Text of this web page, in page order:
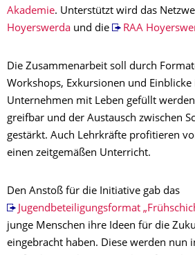
Akademie. Unterstützt wird das
Hoyerswerda und die RAA
Die Zusammenarbeit soll durch
Workshops, Exkursionen und Einblicke
Unternehmen mit Leben gefüllt
greifbar und der Austausch zwischen
gestärkt. Auch Lehrkräfte profitieren
einen zeitgemäßen Unterricht.
Den Anstoß für die Initiative gab das
Jugendbeteiligungsformat
junge Menschen ihre Ideen für die
eingebracht haben. Diese werden nun